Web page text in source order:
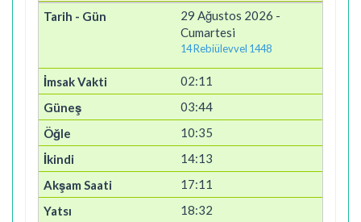
29 Ağustos 2026 -
Cumartesi
14 Rebiülevvel 1448
02:11
03:44
10:35
14:13
17:11
18:32